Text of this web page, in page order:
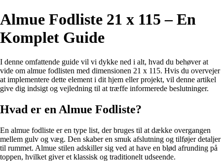
Almue Fodliste 21 x 115 – En
Komplet Guide
I denne omfattende guide vil vi dykke ned i alt, hvad du behøver at
vide om almue fodlisten med dimensionen 21 x 115. Hvis du overvejer
at implementere dette element i dit hjem eller projekt, vil denne artikel
give dig indsigt og vejledning til at træffe informerede beslutninger.
Hvad er en Almue Fodliste?
En almue fodliste er en type list, der bruges til at dække overgangen
mellem gulv og væg. Den skaber en smuk afslutning og tilføjer detaljer
til rummet. Almue stilen adskiller sig ved at have en blød afrunding på
toppen, hvilket giver et klassisk og traditionelt udseende.